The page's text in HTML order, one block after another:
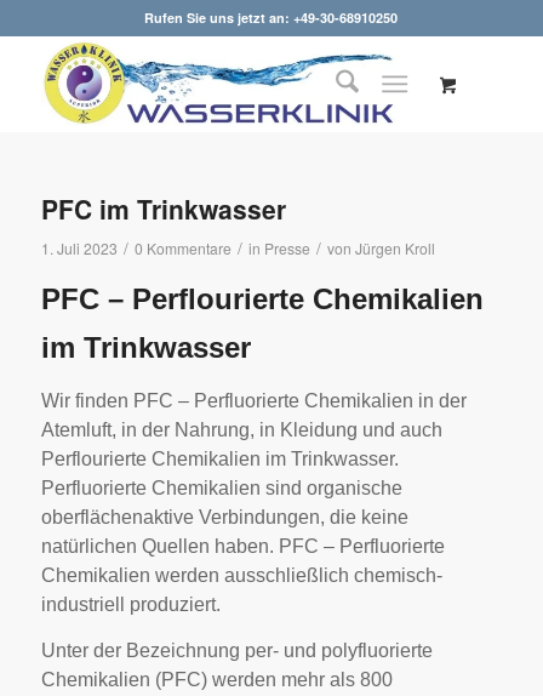
Rufen Sie uns jetzt an: +49-30-68910250
PFC im Trinkwasser
1. Juli 2023 / 0 Kommentare / in Presse / von Jürgen Kroll
PFC – Perflourierte Chemikalien
im Trinkwasser
Wir finden PFC – Perfluorierte Chemikalien in der
Atemluft, in der Nahrung, in Kleidung und auch
Perflourierte Chemikalien im Trinkwasser.
Perfluorierte Chemikalien sind organische
oberflächenaktive Verbindungen, die keine
natürlichen Quellen haben. PFC – Perfluorierte
Chemikalien werden ausschließlich chemisch-
industriell produziert.
Unter der Bezeichnung per- und polyfluorierte
Chemikalien (PFC) werden mehr als 800